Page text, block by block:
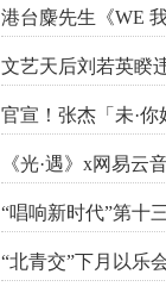
“北青交”下月以乐